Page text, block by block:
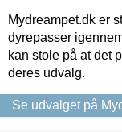
Mydreampet.dk er
dyrepasser
kan stole på at det
deres udvalg.
Se udvalget på